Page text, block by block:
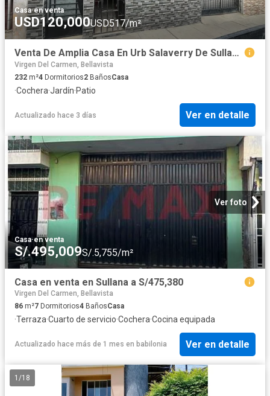
Casa·en venta
USD120,000USD517/m²
Venta De Amplia Casa En Urb Salaverry De Sullana//ID: 1191965
Virgen Del Carmen, Bellavista
232 m²4 Dormitorios2 BañosCasa
·Cochera·Jardín·Patio
Actualizado hace 3 días Ver en detalle
Ver foto
Casa·en venta
S/.495,009S/.5,755/m²
Casa en venta en Sullana a S/475,380
Virgen Del Carmen, Bellavista
86 m²7 Dormitorios4 BañosCasa
·Terraza·Cuarto de servicio·Cochera·Cocina equipada
Actualizado hace más de 1 mes en babilonia Ver en detalle
1 /18